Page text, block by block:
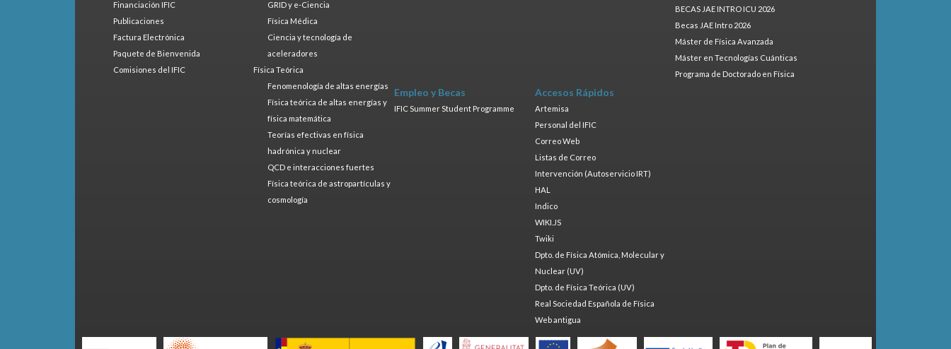
Financiación IFIC
Publicaciones
Factura Electrónica
Paquete de Bienvenida
Comisiones del IFIC
GRID y e-Ciencia
Física Médica
Ciencia y tecnología de
aceleradores
Física Teórica
Fenomenología de altas energías
Física teórica de altas energías y
física matemática
Teorías efectivas en física
hadrónica y nuclear
QCD e interacciones fuertes
Física teórica de astropartículas y
cosmología
BECAS JAE INTRO ICU 2026
Becas JAE Intro 2026
Máster de Física Avanzada
Máster en Tecnologías Cuánticas
Programa de Doctorado en Física
Empleo y Becas
IFIC Summer Student Programme
Accesos Rápidos
Artemisa
Personal del IFIC
Correo Web
Listas de Correo
Intervención (Autoservicio IRT)
HAL
Indico
WIKI.JS
Twiki
Dpto. de Física Atómica, Molecular y
Nuclear (UV)
Dpto. de Física Teórica (UV)
Real Sociedad Española de Física
Web antigua